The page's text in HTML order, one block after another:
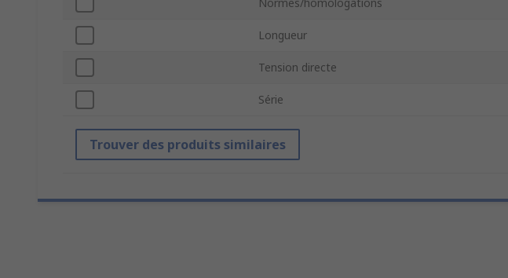
Longueur
Tension directe
Série
Trouver des produits similaires